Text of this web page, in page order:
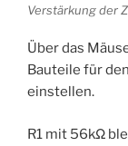
Verstärkung der
Über das
Bauteile für
einstellen.
R1 mit 56kΩ